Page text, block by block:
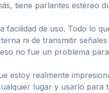
tiene parlantes estéreo
facilidad de uso. Todo lo
ni de transmitir
no fue un problema
estoy realmente
lugar y usarlo